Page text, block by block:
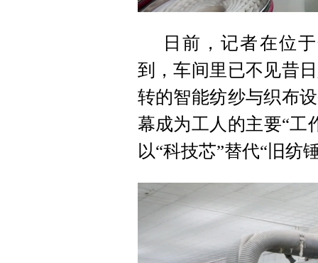
日前，记者在位
到，车间里已不见昔
转的智能纺纱与织布
幕成为工人的主要“工
以“科技芯”替代“旧纺